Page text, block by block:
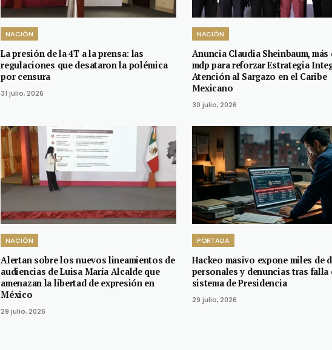
NACIÓN
La presión de la 4T a la prensa: las
regulaciones que desataron la polémica
por censura
31 julio, 2026
NACIÓN
Anuncia Claudia Sheinbaum, más
mdp para reforzar Estrategia
Atención al Sargazo en el Caribe
Mexicano
30 julio, 2026
NACIÓN
Alertan sobre los nuevos lineamientos de
audiencias de Luisa María Alcalde que
amenazan la libertad de expresión en
México
29 julio, 2026
PORTADA
Hackeo masivo expone miles de
personales y denuncias tras falla
sistema de Presidencia
29 julio, 2026